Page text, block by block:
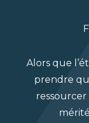
Conçu en
d’intérieur et
Harmony
design
offrant un
Alors que
prendre